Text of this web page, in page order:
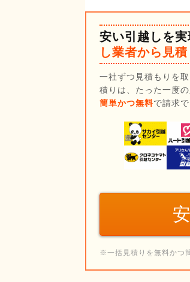
安い引越しを
し業者から見積
一社ずつ見積もりを
積りは、たった一度
簡単かつ無料で請求で
※一括見積りを無料かつ